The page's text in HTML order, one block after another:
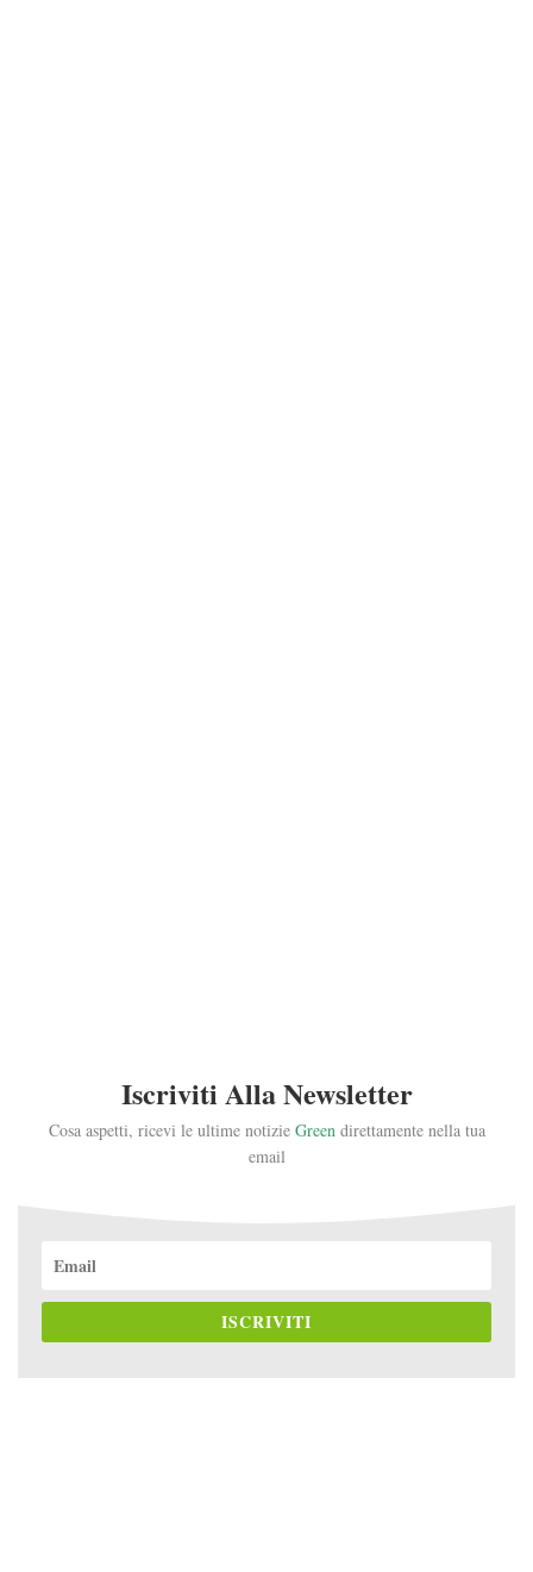
Iscriviti Alla Newsletter
Cosa aspetti, ricevi le ultime notizie Greendirettamente nella tua
email
ISCRIVITI